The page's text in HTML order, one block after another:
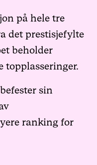
på hele tre
det prestisjefylte
beholder
topplasseringer.
sin
ranking for